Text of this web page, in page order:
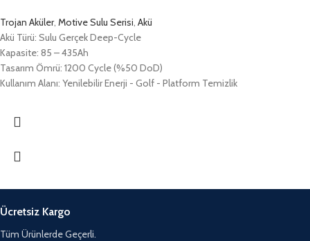
Trojan Aküler, Motive Sulu Serisi, Akü
Akü Türü: Sulu Gerçek Deep-Cycle
Kapasite: 85 – 435Ah
Tasarım Ömrü: 1200 Cycle (%50 DoD)
Kullanım Alanı: Yenilebilir Enerji - Golf - Platform Temizlik
Ücretsiz Kargo
Tüm Ürünlerde Geçerli.